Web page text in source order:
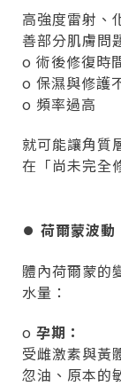
高強度雷射、
善部分肌膚問
o 術後修復時
o 保濕與修護
o 頻率過高
就可能讓角質
在「尚未完全
⏺︎ 荷爾蒙波動
體內荷爾蒙的
水量：
o 孕期：
受雌激素與黃
忽油、原本的